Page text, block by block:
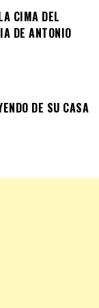
CIMA DEL
DE ANTONIO
DE SU CASA